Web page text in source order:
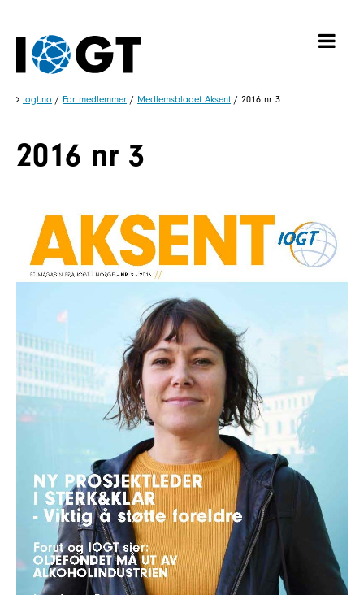
Iogt.no / For medlemmer / Medlemsbladet Aksent / 2016 nr 3
2016 nr 3